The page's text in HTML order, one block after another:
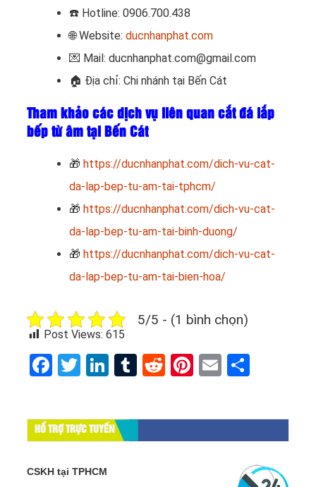
☎️ Hotline: 0906.700.438
🌐 Website: ducnhanphat.com
💌 Mail: ducnhanphat.com@gmail.com
🏠 Địa chỉ: Chi nhánh tại Bến Cát
Tham khảo các dịch vụ liên quan cắt đá lắp
bếp từ âm tại Bến Cát
🎁 https://ducnhanphat.com/dich-vu-cat-
da-lap-bep-tu-am-tai-tphcm/
🎁 https://ducnhanphat.com/dich-vu-cat-
da-lap-bep-tu-am-tai-binh-duong/
🎁 https://ducnhanphat.com/dich-vu-cat-
da-lap-bep-tu-am-tai-bien-hoa/
5/5 - (1 bình chọn)
Post Views: 615
Facebook
Twitter
LinkedIn
Tumblr
RedditPinterest
Email
HỔ TRỢ TRỰC TUYẾN
CSKH tại TPHCM